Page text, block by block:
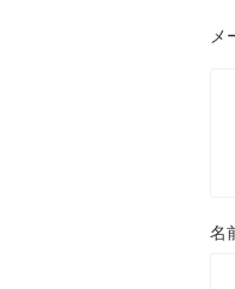
メ
名
ドライブレコーダー